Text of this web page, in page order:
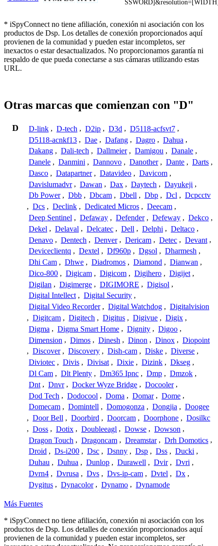
* iSpyConnect no tiene afiliación, conexión ni asociación con los
productos de Dsp. Los detalles de conexión proporcionados aquí
provienen de la comunidad y pueden estar incompletos, ser
inexactos o estar desactualizados. No proporcionamos garantía ni
respaldo de que pueda conectarse a sus cámaras utilizando estas
URL.
Otras marcas que comienzan con "D"
D D-link , D-tech , D2ip , D3d , D5118-acfsvt7 ,
D5118-acnkf13 , Dae , Dafang , Dagro , Dahua ,
Dakang , Dali-tech , Dallmeier , Damigou , Danale ,
Danele , Danmini , Dannovo , Danother , Dante , Darts ,
Dasco , Datapartner , Datavideo , Davicom ,
Davislumadvr , Dawan , Dax , Daytech , Dayukeji ,
Db Power , Dbb , Dbcam , Dbell , Dbp , Dcl , Dcpcctv
, Dcs , Declink , Dedicated Micros , Deecam ,
Deep Sentinel , Defaway , Defender , Defeway , Dekco ,
Dekel , Delaval , Delcatec , Dell , Delphi , Deltaco ,
Denavo , Dentech , Denver , Dericam , Detec , Devant ,
Deviceclientq , Dextel , Df960p , Dgsol , Dharmesh ,
Dhi Cam , Dhwe , Diadromos , Diamond , Dianwan ,
Dico-800 , Digicam , Digicom , Digihero , Digijet ,
Digilan , Digimerge , DIGIMORE , Digisol ,
Digital Intellect , Digital Security ,
Digital Video Recorder , Digital Watchdog , Digitalvision
, Digitcam , Digitech , Digitus , Digivue , Digix ,
Digma , Digma Smart Home , Dignity , Digoo ,
Dimension , Dimos , Dinesh , Dinon , Dinox , Diopoint
, Discover , Discovery , Dish-cam , Diske , Diverse ,
Diviotec , Divis , Divisat , Dixie , Dizink , Dkseg ,
Dl Cam , Dlt Plenty , Dm365 Ipnc , Dmp , Dmzok ,
Dnt , Dnvr , Docker Wyze Bridge , Docooler ,
Dod Tech , Dodocool , Doma , Domar , Dome ,
Domecam , Domintell , Domogonza , Dongjia , Doogee
, Door Bell , Doorbird , Doorcam , Doorphone , Dosilkc
, Doss , Dotix , Doubleeagl , Dowse , Dowson ,
Dragon Touch , Dragoncam , Dreamstar , Drh Domotics ,
Droid , Ds-i200 , Dsc , Dsnny , Dsp , Dss , Ducki ,
Duhau , Duhua , Dunlop , Durawell , Dvir , Dvri ,
Dvrn4 , Dvrusa , Dvs , Dvs-ip-cam , Dvtel , Dx ,
Dygitus , Dynacolor , Dynamo , Dynamode
Más Fuentes
* iSpyConnect no tiene afiliación, conexión ni asociación con los
productos de Dsp. Los detalles de conexión proporcionados aquí
provienen de la comunidad y pueden estar incompletos, ser